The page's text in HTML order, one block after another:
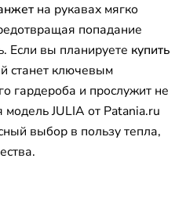
на рукавах мягко
попадание
Если вы планируете купить
станет ключевым
гардероба и прослужит не
JULIA от Patania.ru
выбор в пользу тепла,